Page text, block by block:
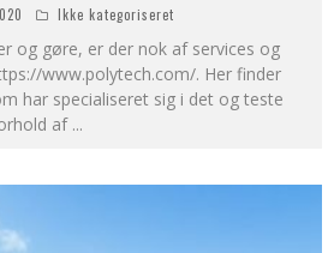
Ikke kategoriseret
og gøre, er der nok af services og
www.polytech.com/. Her finder
har specialiseret sig i det og teste
af ...